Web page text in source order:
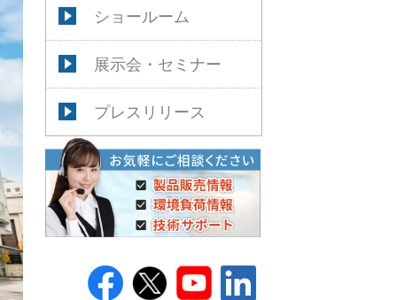
ショールーム
展示会・セミナー
プレスリリース